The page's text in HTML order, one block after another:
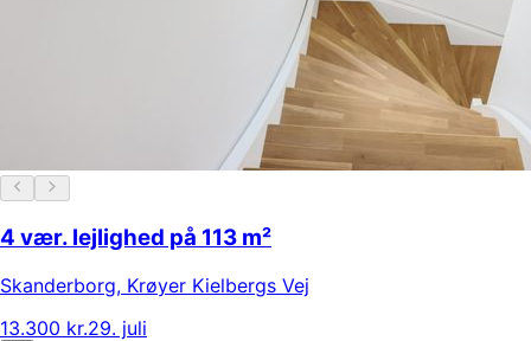
4 vær. lejlighed på 113 m²
Skanderborg, Krøyer Kielbergs Vej
13.300 kr.29. juli